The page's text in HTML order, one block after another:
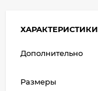
ХАРАКТЕРИСТИКИ
Дополнительно
Размеры